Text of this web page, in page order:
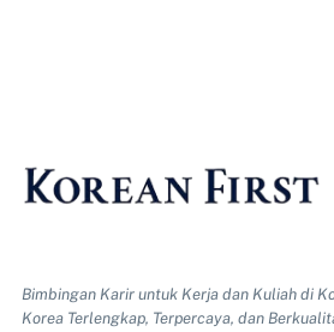
Bimbingan Karir untuk Kerja dan Kuliah di
Korea Terlengkap, Terpercaya, dan